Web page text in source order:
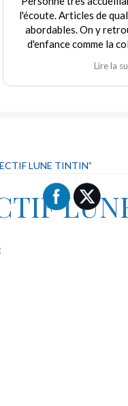
l'écoute. Articles de
abordables. On y
d'enfance comme la
expérience tant en
recommande
Lire la
LUNE TINTIN”